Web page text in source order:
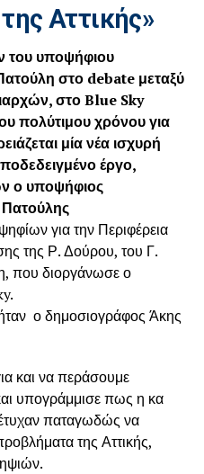
Αττικής»
του υποψήφιου
στο debate μεταξύ
στοBlue Sky
πολύτιμου χρόνου για
μία νέα ισχυρή
έργο,
ο υποψήφιος
Πατούλης
για την Περιφέρεια
της Ρ. Δούρου, του Γ.
που διοργάνωσε ο
ο δημοσιογράφος Άκης
και να περάσουμε
υπογράμμισε πως η κα
παταγωδώς να
της Αττικής,